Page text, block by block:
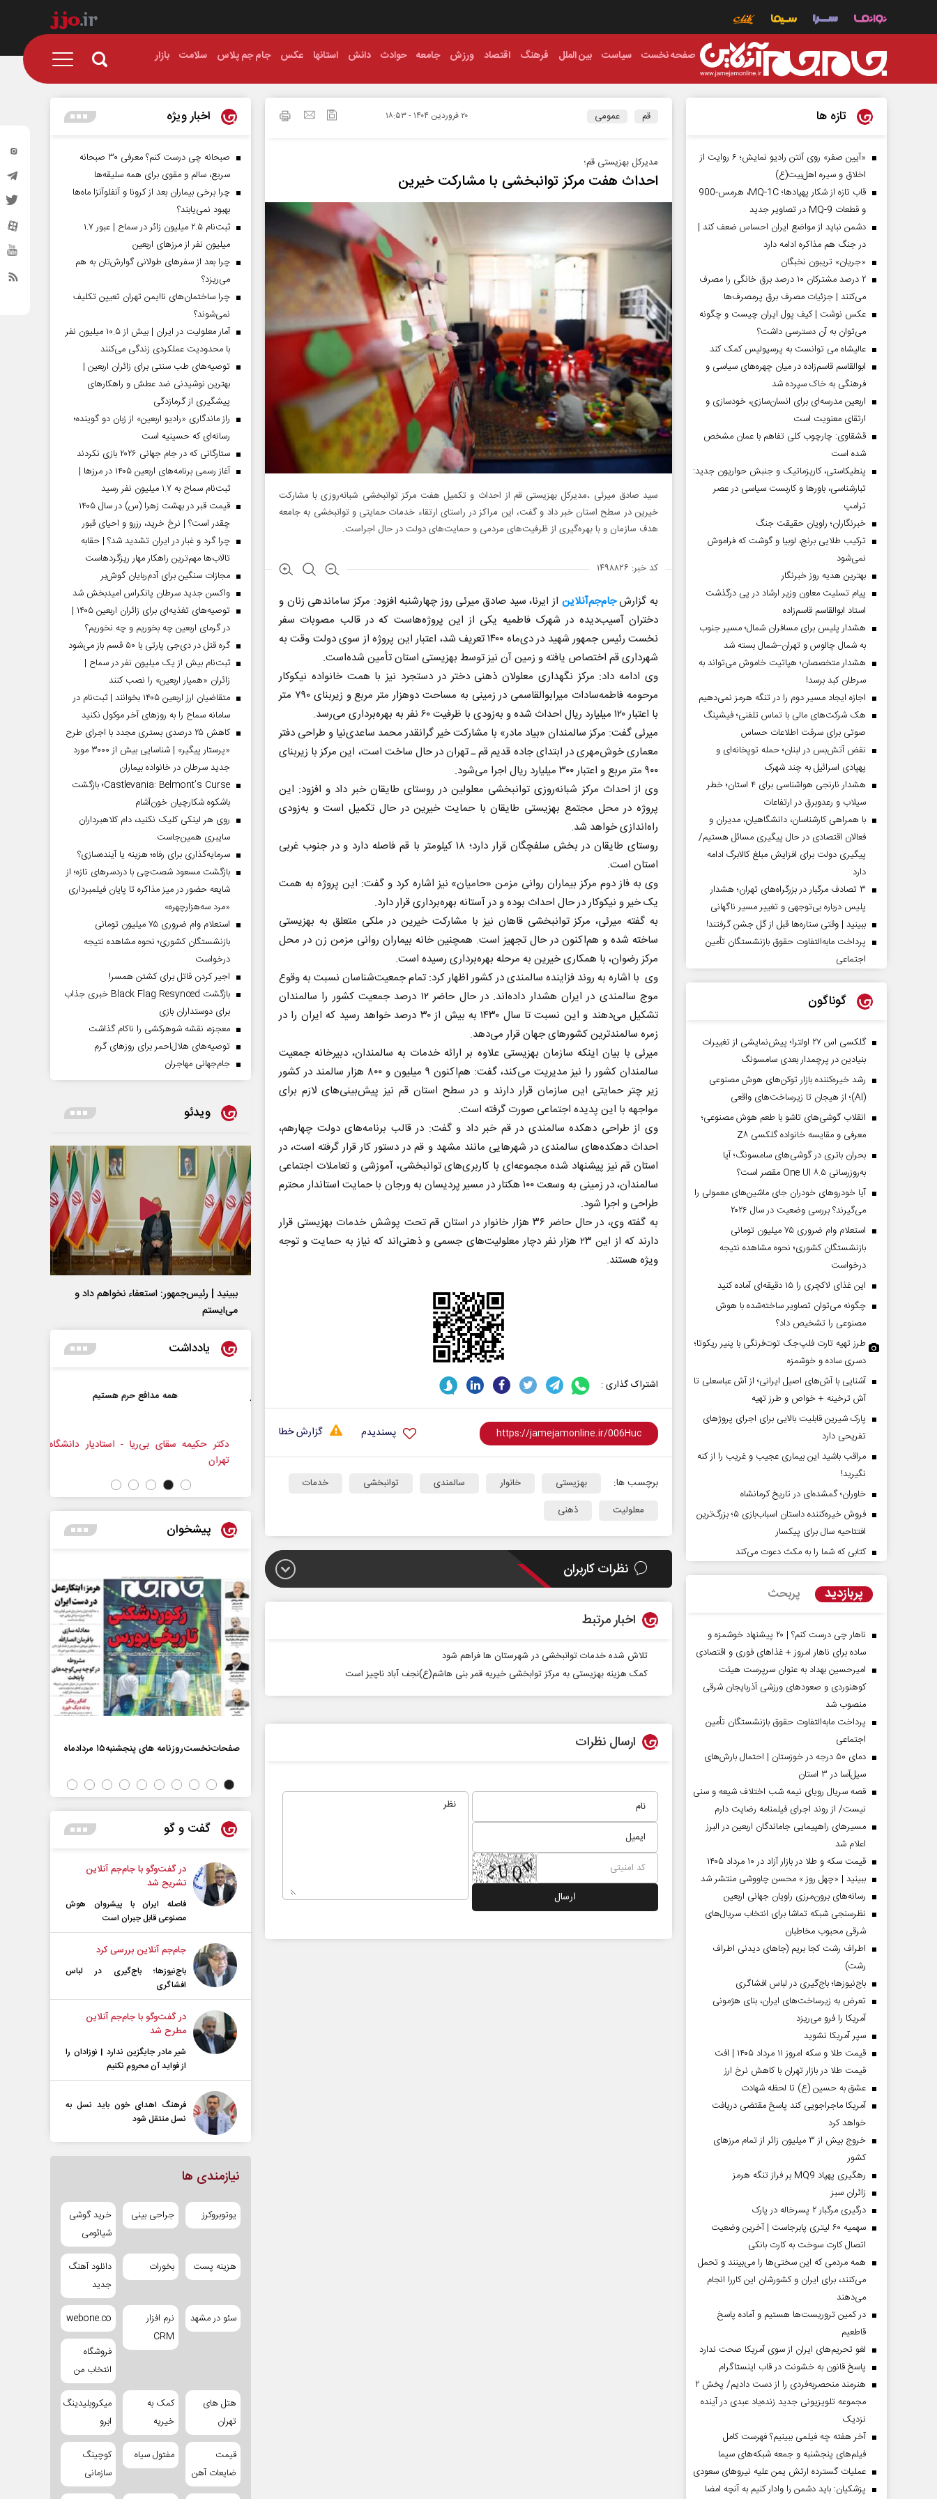
صفحه نخست سیاست بین الملل فرهنگ اقتصاد ورزش جامعه حوادث دانش استانها عکس جام جم پلاس سلامت بازار
قم عمومی ۲۰ فروردين ۱۴۰۴ - ۱۸:۵۳
مدیرکل بهزیستی قم؛
احداث هفت مرکز توانبخشی با مشارکت خیرین
سید صادق میرئی ،مدیرکل بهزیستی قم از احداث و تکمیل هفت مرکز توانبخشی شبانه‌روزی با مشارکت
خیرین در سطح استان خبر داد و گفت، این مراکز در راستای ارتقاء خدمات حمایتی و توانبخشی به جامعه
هدف سازمان و با بهره‌گیری از ظرفیت‌های مردمی و حمایت‌های دولت در حال اجراست.
کد خبر: ۱۴۹۸۸۲۶
به گزارشجام‌جم‌آنلاین از ایرنا، سید صادق میرئی روز چهارشنبه افزود: مرکز ساماندهی زنان و
دختران آسیب‌دیده در شهرک فاطمیه یکی از این پروژه‌هاست که در قالب مصوبات سفر
نخست رئیس جمهور شهید در دی‌ماه ۱۴۰۰ تعریف شد، اعتبار این پروژه از سوی دولت وقت به
شهرداری قم اختصاص یافته و زمین آن نیز توسط بهزیستی استان تأمین شده‌است.
وی ادامه داد: مرکز نگهداری معلولان ذهنی دختر در دستجرد نیز با همت خانواده نیکوکار
مرحومه فاطمه‌سادات میرابوالقاسمی در زمینی به مساحت دوهزار متر مربع و زیربنای ۷۹۰ متر
با اعتبار ۱۲۰ میلیارد ریال احداث شده و به‌زودی با ظرفیت ۶۰ نفر به بهره‌برداری می‌رسد.
میرئی گفت: مرکز سالمندان «بیاد مادر» با مشارکت خیر گرانقدر محمد ساعدی‌نیا و طراحی دفتر
معماری خوش‌مهری در ابتدای جاده قدیم قم ـ تهران در حال ساخت است، این مرکز با زیربنای
۹۰۰ متر مربع و اعتبار ۳۰۰ میلیارد ریال اجرا می‌شود.
وی از احداث مرکز شبانه‌روزی توانبخشی معلولین در روستای طایقان خبر داد و افزود: این
پروژه در محل مجتمع بهزیستی طایقان با حمایت خیرین در حال تکمیل است و به‌زودی
راه‌اندازی خواهد شد.
روستای طایقان در بخش سلفچگان قرار دارد؛ ۱۸ کیلومتر با قم فاصله دارد و در جنوب غربی
استان است.
وی به فاز دوم مرکز بیماران روانی مزمن «حامیان» نیز اشاره کرد و گفت: این پروژه به همت
یک خیر و نیکوکار در حال احداث بوده و در آستانه بهره‌برداری قرار دارد.
به گفته میرئی، مرکز توانبخشی قاهان نیز با مشارکت خیرین در ملکی متعلق به بهزیستی
ساخته شده و هم‌اکنون در حال تجهیز است. همچنین خانه بیماران روانی مزمن زن در محل
مرکز رضوان، با همکاری خیرین به مرحله بهره‌برداری رسیده است.
وی با اشاره به روند فزاینده سالمندی در کشور اظهار کرد: تمام جمعیت‌شناسان نسبت به وقوع
موج سالمندی در ایران هشدار داده‌اند. در حال حاضر ۱۲ درصد جمعیت کشور را سالمندان
تشکیل می‌دهند و این نسبت تا سال ۱۴۳۰ به بیش از ۳۰ درصد خواهد رسید که ایران را در
زمره سالمندترین کشور‌های جهان قرار می‌دهد.
میرئی با بیان اینکه سازمان بهزیستی علاوه بر ارائه خدمات به سالمندان، دبیرخانه جمعیت
سالمندان کشور را نیز مدیریت می‌کند، گفت: هم‌اکنون ۹ میلیون و ۸۰۰ هزار سالمند در کشور
زیر چتر حمایتی این سازمان قرار دارند و در سطح استان قم نیز پیش‌بینی‌های لازم برای
مواجهه با این پدیده اجتماعی صورت گرفته‌ است.
وی از طراحی دهکده سالمندی در قم خبر داد و گفت: در قالب برنامه‌های دولت چهارهم،
احداث دهکده‌های سالمندی در شهر‌هایی مانند مشهد و قم در دستور کار قرار گرفته است، در
استان قم نیز پیشنهاد شده‌ مجموعه‌ای با کاربری‌های توانبخشی، آموزشی و تعاملات اجتماعی
سالمندان، در زمینی به وسعت ۱۰۰ هکتار در مسیر پردیسان به ورجان با حمایت استاندار محترم
طراحی و اجرا شود.
به گفته وی، در حال حاضر ۳۶ هزار خانوار در استان قم تحت پوشش خدمات بهزیستی قرار
دارند که از این ۲۳ هزار نفر دچار معلولیت‌های جسمی و ذهنی‌اند که نیاز به حمایت و توجه
ویژه هستند.
اشتراک گذاری :
گزارش خطا پسندیدم
برچسب ها: بهزیستی خانوار سالمندی توانبخشی
خدمات
معلولیت
ذهنی
نظرات کاربران
اخبار مرتبط
تلاش شده خدمات توانبخشی در شهرستان ها فراهم شود
کمک هزینه بهزیستی به مرکز توابخشی خیریه قمر بنی هاشم(ع)نجف آباد ناچیز است
ارسال نظرات
تازه ها
«آیین صفر» روی آنتن رادیو نمایش؛ ۶ روایت از
اخلاق و سیره اهل‌بیت(ع)
قاب تازه از شکار پهپادها؛ MQ-1C، هرمس-900
و قطعات MQ-9 در تصاویر جدید
دشمن نباید از مواضع ایران احساس ضعف کند |
در جنگ هم مذاکره ادامه دارد
«جریان» تریبون نخبگان
۲ درصد مشترکان ۱۰ درصد برق خانگی را مصرف
می‌کنند | جزئیات مصرف برق پرمصرف‌ها
عکس نوشت | کیف پول ایران چیست و چگونه
می‌توان به آن دسترسی داشت؟
عالیشاه می توانست به پرسپولیس کمک کند
ابوالقاسم قاسم‌زاده در میان چهره‌های سیاسی و
فرهنگی به خاک سپرده شد
اربعین مدرسه‌ای برای انسان‌سازی، خودسازی و
ارتقای معنویت است
قشقاوی: چارچوب کلی تفاهم با عمان مشخص
شده است
پنطیکاستی، کاریزماتیک و جنبش حواریون جدید:
تبارشناسی، باور‌ها و کاربست سیاسی در عصر
ترامپ
خبرنگاران؛ راویان حقیقت جنگ
ترکیب طلایی برنج، لوبیا و گوشت که فراموش
نمی‌شود
بهترین هدیه روز خبرنگار
پیام تسلیت معاون وزیر ارشاد در پی درگذشت
استاد ابوالقاسم قاسم‌زاده
هشدار پلیس برای مسافران شمال؛ مسیر جنوب
به شمال چالوس و تهران–شمال بسته شد
هشدار متخصصان؛ هپاتیت خاموش می‌تواند به
سرطان کبد برسد!
اجازه ایجاد مسیر دوم را در تنگه هرمز نمی‌دهیم
هک شرکت‌های مالی با تماس تلفنی؛ فیشینگ
صوتی برای سرقت اطلاعات حساس
نقض آتش‌بس در لبنان؛ حمله توپخانه‌ای و
پهپادی اسرائیل به چند شهرک
هشدار نارنجی هواشناسی برای ۴ استان؛ خطر
سیلاب و رعدوبرق در ارتفاعات
با همراهی کارشناسان، دانشگاهیان، مدیران و
فعالان اقتصادی در حال پیگیری مسائل هستیم/
پیگیری دولت برای افزایش مبلغ کالابرگ ادامه
دارد
۳ تصادف مرگبار در بزرگراه‌های تهران؛ هشدار
پلیس درباره بی‌توجهی و تغییر مسیر ناگهانی
ببینید | وقتی ستاره‌ها قبل از گل جشن گرفتند!
پرداخت مابه‌التفاوت حقوق بازنشستگان تأمین
اجتماعی
گوناگون
گلکسی اس ۲۷ اولترا؛ پیش‌نمایشی از تغییرات
بنیادین در پرچمدار بعدی سامسونگ
رشد خیره‌کننده بازار توکن‌های هوش مصنوعی
(AI)؛ از هیجان تا زیرساخت‌های واقعی
انقلاب گوشی‌های تاشو‌ با طعم هوش مصنوعی؛
معرفی و مقایسه خانواده گلکسی Z۸
بحران باتری در گوشی‌های سامسونگ؛ آیا
به‌روزرسانی One UI ۸.۵ مقصر است؟
آیا خودروهای خودران جای ماشین‌های معمولی را
می‌گیرند؟ بررسی وضعیت در سال ۲۰۲۶
استعلام وام ضروری ۷۵ میلیون تومانی
بازنشستگان کشوری؛ نحوه مشاهده نتیجه
درخواست
این غذای لاکچری را ۱۵ دقیقه‌ای آماده کنید
چگونه می‌توان تصاویر ساخته‌شده با هوش
مصنوعی را تشخیص داد؟
طرز تهیه تارت فلپ‌جک توت‌فرنگی با پنیر ریکوتا؛
دسری ساده و خوشمزه
آشنایی با آش‌های اصیل ایرانی؛ از آش عباسعلی تا
آش ترخینه + خواص و طرز تهیه
پارک شیرین قابلیت‌ بالایی برای اجرای پروژهای
تفریحی دارد
مراقب باشید این بیماری عجیب و غریب را از کنه
نگیرید!
خاوران؛ گمشده‌ای در تاریخ کرمانشاه
فروش خیره‌کننده داستان اسباب‌بازی ۵؛ بزرگ‌ترین
افتتاحیه سال برای پیکسار
کتابی که شما را به مکث دعوت می‌کند
پربازدید پربحث
ناهار چی درست کنم؟ | ۲۰ پیشنهاد خوشمزه و
ساده برای ناهار امروز + غذاهای فوری و اقتصادی
امیرحسین بهداد به عنوان سرپرست هیئت
کوهنوردی و صعودهای ورزشی آذربایجان شرقی
منصوب شد
پرداخت مابه‌التفاوت حقوق بازنشستگان تأمین
اجتماعی
دمای ۵۰ درجه در خوزستان | احتمال بارش‌های
سیل‌آسا در ۳ استان
قصه سریال رویای نیمه شب اختلاف شیعه و سنی
نیست/ از روند اجرای فیلمنامه رضایت دارم
مسیر‌های راهپیمایی جاماندگان اربعین در البرز
اعلام شد
قیمت سکه و طلا در بازار آزاد در ۱۰ مرداد ۱۴۰۵
ببینید | «چهل روز » محسن چاووشی منتشر شد
رسانه‌های برون‌مرزی راویان جهانی اربعین
نظرسنجی شبکه تماشا برای انتخاب سریال‌های
شرقی محبوب مخاطبان
اطراف رشت کجا بریم (جاهای دیدنی اطراف
رشت)
باج‌نیوزها؛ باج‌گیری در لباس افشاگری
تعرض به زیرساخت‌های ایران، بنای هژمونی
آمریکا را فرو می‌ریزد
سپر آمریکا نشوید
قیمت طلا و سکه امروز ۱۱ مرداد ۱۴۰۵ | افت
قیمت طلا در بازار تهران با کاهش نرخ ارز
عشق به حسین (ع) تا لحظه شهادت
آمریکا ماجراجویی کند پاسخ مقتضی دریافت
خواهد کرد
خروج بیش از ۳ میلیون زائر از تمام مرز‌های
کشور
رهگیری پهپاد MQ9 بر فراز تنگه هرمز
‌زائران سبز
درگیری مرگبار ۲ پسرخاله در پارک
سهمیه ۶۰ لیتری پابرجاست | آخرین وضعیت
اتصال کارت سوخت به کارت بانکی
همه مردمی که این سختی‌ها را می‌بینند و تحمل
می‌کنند، برای ایران و کشورشان این کاررا انجام
می‌دهند
در کمین تروریست‌ها هستیم و آماده پاسخ
قاطعیم
لغو تحریم‌های ایران از سوی آمریکا صحت ندارد
پاسخ قانون به خشونت در قاب اینستاگرام
هنرمند منحصر‌به‌فردی را از دست دادیم/ پخش ۲
مجموعه تلویزیونی جدید زنده‌یاد عبدی در آینده
نزدیک
آخر هفته چه فیلمی ببینیم؟ فهرست کامل
فیلم‌های پنجشنبه و جمعه شبکه‌های سیما
عملیات گسترده ارتش یمن علیه نیروهای سعودی
پزشکیان: باید دشمن را وادار کنیم به آنچه امضا
اخبار ویژه
صبحانه چی درست کنم؟ معرفی ۳۰ صبحانه
سریع، سالم و مقوی برای همه سلیقه‌ها
چرا برخی بیماران بعد از کرونا و آنفلوآنزا ماه‌ها
بهبود نمی‌یابند؟
ثبت‌نام ۲.۵ میلیون زائر در سماح | عبور ۱.۷
میلیون نفر از مرز‌های اربعین
چرا بعد از سفرهای طولانی گوارش‌تان به هم
می‌ریزد؟
چرا ساختمان‌های ناایمن تهران تعیین تکلیف
نمی‌شوند؟
آمار معلولیت در ایران | بیش از ۱۰.۵ میلیون نفر
با محدودیت عملکردی زندگی می‌کنند
توصیه‌های طب سنتی برای زائران اربعین |
بهترین نوشیدنی ضد عطش و راهکارهای
پیشگیری از گرمازدگی
راز ماندگاری «رادیو اربعین» از زبان دو گوینده؛
رسانه‌ای که حسینیه است
ستارگانی که در جام جهانی ۲۰۲۶ بازی نکردند
آغاز رسمی برنامه‌های اربعین ۱۴۰۵ در مرز‌ها |
ثبت‌نام سماح به ۱.۷ میلیون نفر رسید
قیمت قبر در بهشت زهرا (س) در سال ۱۴۰۵
چقدر است؟ | نرخ خرید، رزرو و احیای قبور
چرا گرد و غبار در ایران تشدید شد؟ | حقابه
تالاب‌ها مهم‌ترین راهکار مهار ریزگردهاست
مجازات سنگین برای آدم‌ربایان گوش‌بر
واکسن جدید سرطان پانکراس امیدبخش شد
توصیه‌های تغذیه‌ای برای زائران اربعین ۱۴۰۵ |
در گرمای اربعین چه بخوریم و چه نخوریم؟
گره قتل در دی‌جی پارتی با ۵۰ قسم باز می‌شود
ثبت‌نام بیش از یک میلیون نفر در سماح |
زائران «همیار اربعین» را نصب کنند
متقاضیان ارز اربعین ۱۴۰۵ بخوانند | ثبت‌نام در
سامانه سماح را به روز‌های آخر موکول نکنید
کاهش ۲۵ درصدی بستری مجدد با اجرای طرح
«پرستار پیگیر» | شناسایی بیش از ۳۰۰۰ مورد
جدید سرطان در خانواده بیماران
Castlevania: Belmont’s Curse؛ بازگشت
باشکوه شکارچیان خون‌آشام
روی هر لینکی کلیک نکنید، دام کلاهبرداران
سایبری همین‌جاست
سرمایه‌گذاری برای رفاه؛ هزینه یا آینده‌سازی؟
بازگشت مسعود شصت‌چی با دردسر‌های تازه؛ از
شایعه حضور در میز مذاکره تا پایان فیلمبرداری
«مرد سه‌هزارچهره»
استعلام وام ضروری ۷۵ میلیون تومانی
بازنشستگان کشوری؛ نحوه مشاهده نتیجه
درخواست
اجیر کردن قاتل برای کشتن همسر!
بازگشت Black Flag Resynced خبری جذاب
برای دوستداران بازی
معجزه، نقشه شوهرکشی را ناکام گذاشت
توصیه‌های هلال‌احمر برای روز‌های گرم
جام‌جهانی مهاجران
ویدئو
ببینید | رئیس‌جمهور: استعفاء نخواهم داد و
می‌ایستم
یادداشت
چرایی عقب‌نشینی ترامپ؟
دکتر یدالله جوانی - تحلیلگر مسائل سیاسی
پشت‌پرده تهدیدات کوتاه‏‌مدت و
ادعا‌های خلاف واقع آمریکا
عباس سلیمی‌نمین - تحلیلگر مسائل سیاسی
رسانه
دکتر مراد عنادی - کارشناس ارشد رسانه
همه مدافع حرم هستیم
دکتر حکیمه سقای بی‌ریا - استادیار دانشگاه
تهران
پیشخوان
صفحات نخست روزنامه ها‌ی‌سه‌شنبه ۶ مردادماه صفحات نخست روزنامه ها‌ی یکشنبه ۴ مردادماه صفحات‌نخست‌روزنامه ها‌ی پنجشنبه‌۱۵ مردادماه
گفت و گو
در گفت‌و‌گو با جام‌جم آنلاین
تشریح شد
فاصله ایران با پیشرو‌ان هوش
مصنوعی قابل جبران است
جام‌جم آنلاین بررسی کرد
باج‌نیوزها؛ باج‌گیری در لباس
افشاگری
در گفت‌و‌گو با جام‌جم آنلاین
مطرح شد
شیر مادر جایگزین ندارد | نوزادان را
از فواید آن محروم نکنیم
فرهنگ اهدای خون باید نسل به
نسل منتقل شود
نیازمندی ها
یوتوبروکرز جراحی بینی
خرید گوشی
شیائومی
هزینه پست بخورات
دانلود آهنگ
جدید
سئو در مشهد
نرم افزار
CRM
webone.co
فروشگاه
انتخاب من
هتل های
تهران
کمک به
خیریه
میکروبلیدینگ
ابرو
قیمت
ضایعات آهن
مفتول سیاه
کوچینگ
سازمانی